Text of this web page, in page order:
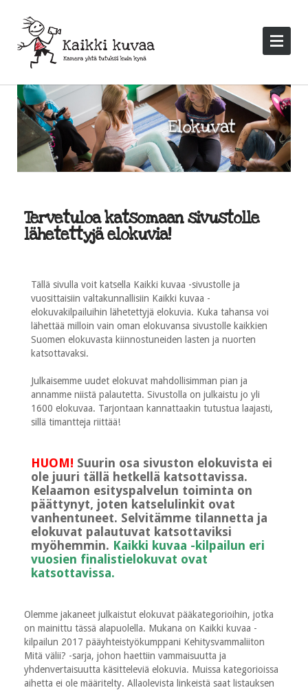
Tervetuloa katsomaan sivustolle
lähetettyjä elokuvia!
Tällä sivulla voit katsella Kaikki kuvaa -sivustolle ja
vuosittaisiin valtakunnallisiin Kaikki kuvaa -
elokuvakilpailuihin lähetettyjä elokuvia. Kuka tahansa voi
lähettää milloin vain oman elokuvansa sivustolle kaikkien
Suomen elokuvasta kiinnostuneiden lasten ja nuorten
katsottavaksi.
Julkaisemme uudet elokuvat mahdollisimman pian ja
annamme niistä palautetta. Sivustolla on julkaistu jo yli
1600 elokuvaa. Tarjontaan kannattaakin tutustua laajasti,
sillä timantteja riittää!
HUOM! Suurin osa sivuston elokuvista ei
ole juuri tällä hetkellä katsottavissa.
Kelaamon esityspalvelun toiminta on
päättynyt, joten katselulinkit ovat
vanhentuneet. Selvitämme tilannetta ja
elokuvat palautuvat katsottaviksi
myöhemmin. Kaikki kuvaa -kilpailun eri
vuosien finalistielokuvat ovat
katsottavissa.
Olemme jakaneet julkaistut elokuvat pääkategorioihin, jotka
on mainittu tässä alapuolella. Mukana on Kaikki kuvaa -
kilpailun 2017 pääyhteistyökumppani Kehitysvammaliiton
Mitä välii? -sarja, johon haettiin vammaisuutta ja
yhdenvertaisuutta käsitteleviä elokuvia. Muissa kategorioissa
aihetta ei ole määritelty. Allaolevista linkeistä saat listauksen